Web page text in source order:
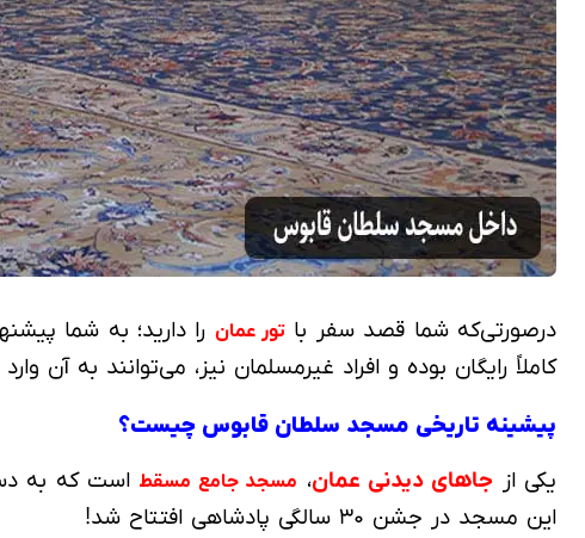
درصورتی‌که شما قصد سفر با تور عمان را دارید؛ به شما
کاملاً رایگان بوده و افراد غیرمسلمان نیز، می‌توانند به
پیشینه تاریخی مسجد سلطان قابوس چیست؟
یکی از جاهای دیدنی عمان، مسجد جامع مسقط است که به
این مسجد در جشن ۳۰ سالگی پادشاهی افتتاح شد!